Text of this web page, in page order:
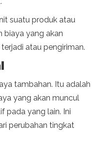
suatu produk atau
biaya yang akan
atau pengiriman.
tambahan. Itu adalah
yang akan muncul
pada yang lain. Ini
perubahan tingkat